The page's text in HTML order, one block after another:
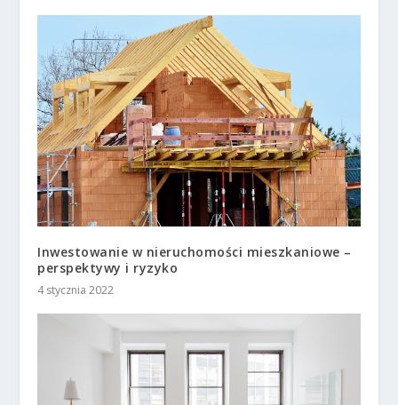
Inwestowanie w nieruchomości mieszkaniowe –
perspektywy i ryzyko
4 stycznia 2022